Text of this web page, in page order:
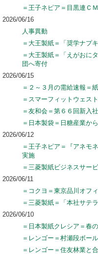
＝王子ネピア＝目黒連Ｃ
2026/06/16
人事異動
＝大王製紙＝「奨学ナプ
＝大王製紙＝「えがおに
団へ寄付
2026/06/15
＝２～３月の需給速報＝
＝スマーフィットウェス
＝友和会＝第６６回新入
＝日本製袋＝日糖産業か
2026/06/12
＝王子ネピア＝『アネモ
実施
＝三菱製紙ビジネスサー
2026/06/11
＝コクヨ＝東京品川オフ
＝三菱製紙＝「本社サテ
2026/06/10
＝日本製紙クレシア＝春
＝レンゴー＝村瀬段ボー
＝レンゴー＝住友林業と